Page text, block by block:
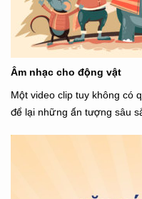
Âm nhạc cho động vật
Một video clip tuy không có
để lại những ấn tượng sâu